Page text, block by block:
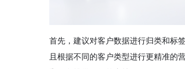
首先，建议对客户数据进行归类和标
且根据不同的客户类型进行更精准的